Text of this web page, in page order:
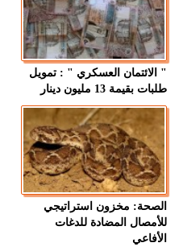
" الائتمان العسكري " : تمويل
طلبات بقيمة 13 مليون دينار
الصحة: مخزون استراتيجي
للأمصال المضادة للدغات
الأفاعي